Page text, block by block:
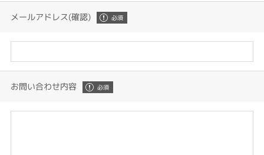
メールアドレス(確認)
お問い合わせ内容